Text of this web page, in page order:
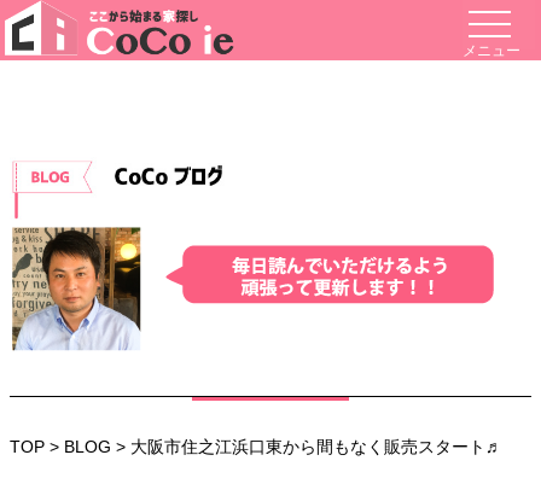
メニュー
TOP > BLOG > 大阪市住之江浜口東から間もなく販売スタート♬